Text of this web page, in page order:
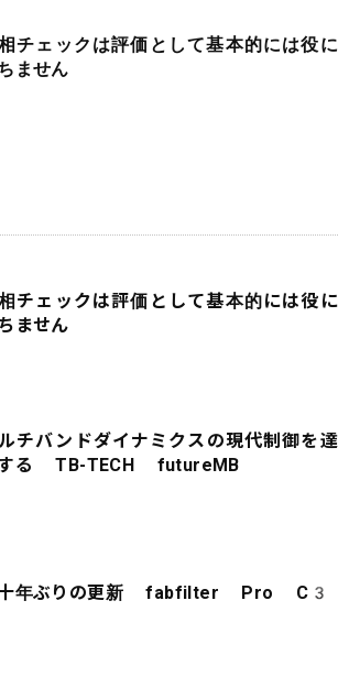
チェックは評価として基本的には役に
ません
チェックは評価として基本的には役に
ません
チバンドダイナミクスの現代制御を達
る TB-TECH futureMB
年ぶりの更新 fabfilter Pro C3